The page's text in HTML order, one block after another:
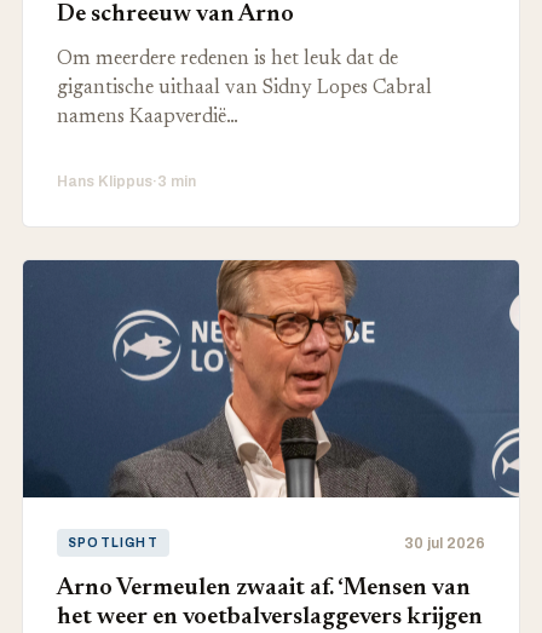
De schreeuw van Arno
Om meerdere redenen is het leuk dat de
gigantische uithaal van Sidny Lopes Cabral
namens Kaapverdië…
Hans Klippus·3 min
SPOTLIGHT 30 jul 2026
Arno Vermeulen zwaait af. ‘Mensen van
het weer en voetbalverslaggevers krijgen